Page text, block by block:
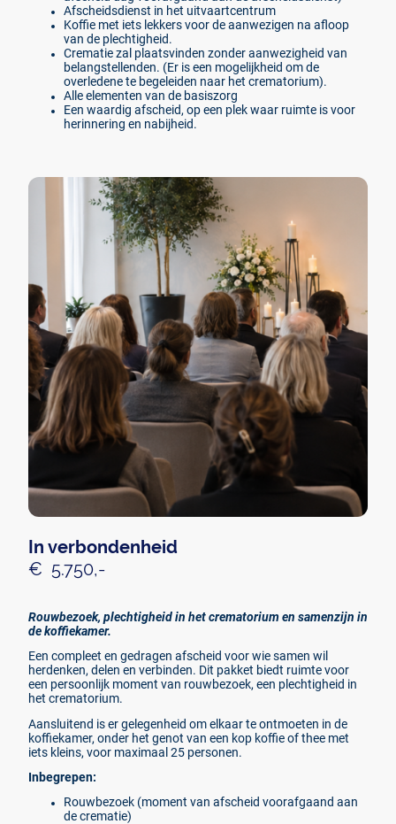
Afscheidsdienst in het uitvaartcentrum
Koffie met iets lekkers voor de aanwezigen na afloop
van de plechtigheid.
Crematie zal plaatsvinden zonder aanwezigheid van
belangstellenden. (Er is een mogelijkheid om de
overledene te begeleiden naar het crematorium).
Alle elementen van de basiszorg
Een waardig afscheid, op een plek waar ruimte is voor
herinnering en nabijheid.
In verbondenheid
€ 5.750,-
Rouwbezoek, plechtigheid in het crematorium en samenzijn in
de koffiekamer.
Een compleet en gedragen afscheid voor wie samen wil
herdenken, delen en verbinden. Dit pakket biedt ruimte voor
een persoonlijk moment van rouwbezoek, een plechtigheid in
het crematorium.
Aansluitend is er gelegenheid om elkaar te ontmoeten in de
koffiekamer, onder het genot van een kop koffie of thee met
iets kleins, voor maximaal 25 personen.
Inbegrepen:
Rouwbezoek (moment van afscheid voorafgaand aan
de crematie)